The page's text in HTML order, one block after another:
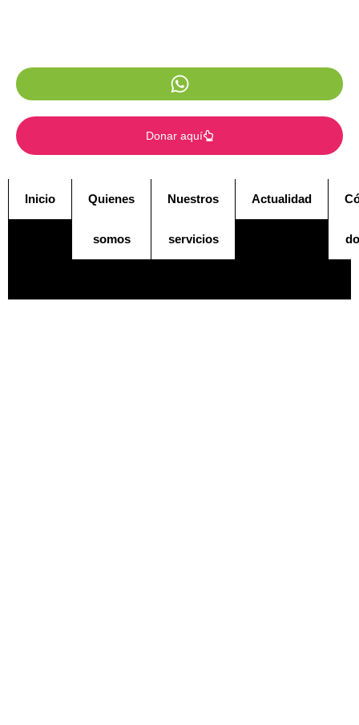
Donar aquí
Inicio Quienes
somos
Nuestros
servicios
Actualidad